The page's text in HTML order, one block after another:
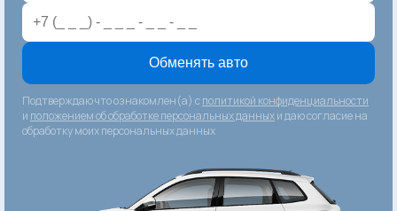
Обменять авто
Подтверждаю что ознакомлен(а) сполитикой конфиденциальности
и положением об обработке персональных данныхи даю согласие на
обработку моих персональных данных